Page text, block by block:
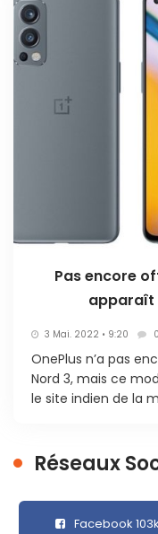
Pas encore
apparaît
3 Mai. 2022 • 9:20 0
OnePlus n’a pas
Nord 3, mais ce
le site indien de la
Réseaux
Facebook 103k